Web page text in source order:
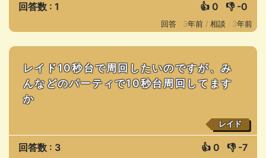
回答数 : 1 👍 0 👎 -0
回答 : 3年前 / 相談 : 3年前
レイド10秒台で周回したいのですが、み
んなどのパーティで10秒台周回してます
か
レイド
回答数 : 3 👍 0 👎 -7